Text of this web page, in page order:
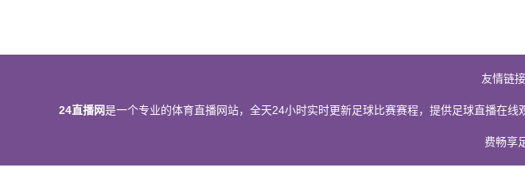
友情链
24直播网是一个专业的体育直播网站，全天24小时实时更新足球比赛赛程，提供足球直播在
费畅享